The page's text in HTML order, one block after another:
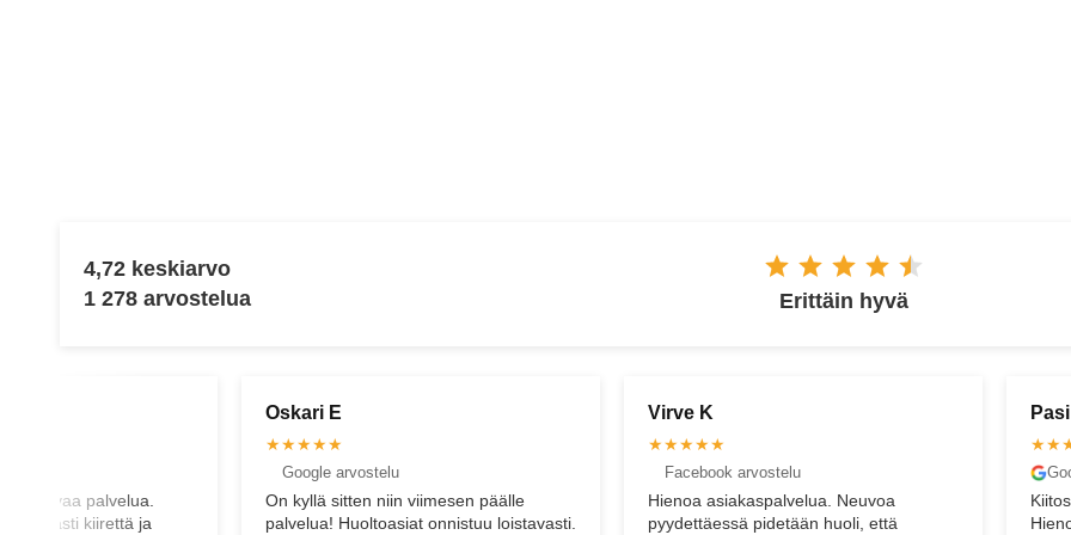
4,72 keskiarvo
1 278 arvostelua
Erittäin hyvä
viimesen päälle
onnistuu loistavasti.
Virve K
★★★★★
Facebook arvostelu
Hienoa asiakaspalvelua. Neuvoa
pyydettäessä pidetään huoli, että
Pasi U
★★★★★
Google arvostelu
Kiitos paljon hienosta arvostelusta Timo!
Hienoa kuulla, että kaikki sujui odotusten
Sain